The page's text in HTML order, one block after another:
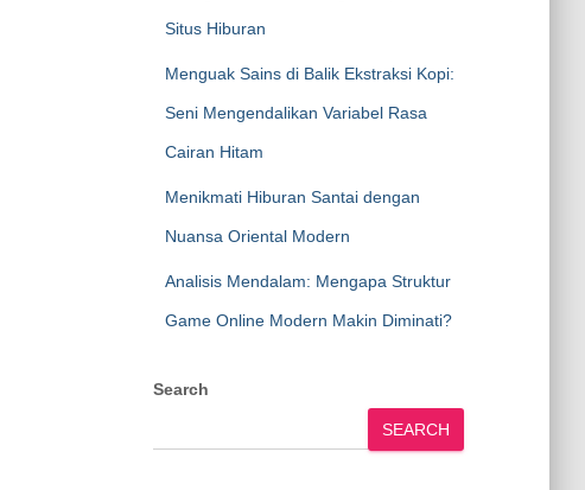
Situs Hiburan
Menguak Sains di Balik Ekstraksi Kopi:
Seni Mengendalikan Variabel Rasa
Cairan Hitam
Menikmati Hiburan Santai dengan
Nuansa Oriental Modern
Analisis Mendalam: Mengapa Struktur
Game Online Modern Makin Diminati?
Search
SEARCH